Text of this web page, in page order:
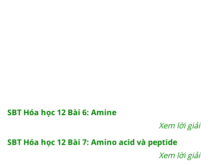
SBT Hóa học 12 Bài 6: Amine
Xem lời giải
SBT Hóa học 12 Bài 7: Amino acid và peptide
Xem lời giải